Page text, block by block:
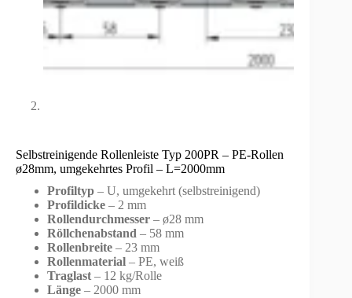
Selbstreinigende Rollenleiste Typ 200PR – PE-Rollen
ø28mm, umgekehrtes Profil – L=2000mm
Profiltyp – U, umgekehrt (selbstreinigend)
Profildicke – 2 mm
Rollendurchmesser – ø28 mm
Röllchenabstand – 58 mm
Rollenbreite – 23 mm
Rollenmaterial – PE, weiß
Traglast – 12 kg/Rolle
Länge – 2000 mm